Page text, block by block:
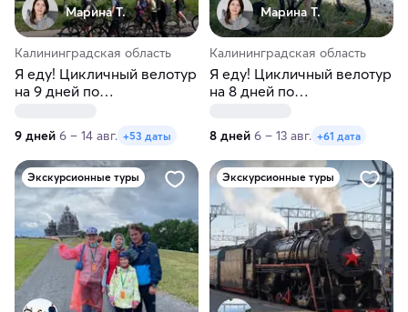
Марина Т.
Калининградская область
Я еду! Цикличный велотур
на 9 дней по
9 дней 6 – 14 авг. +53 даты
Марина Т.
Калининградская область
Я еду! Цикличный велотур
на 8 дней по
8 дней 6 – 13 авг. +61 дата
Экскурсионные туры Экскурсионные туры